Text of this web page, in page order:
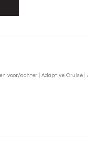
voor/achter | Adaptive Cruise